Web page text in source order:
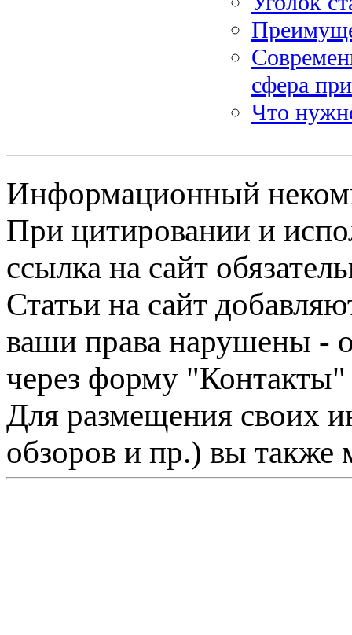
сфера
Что
Информационный
При цитировании и
ссылка на сайт
Статьи на сайт
ваши права нарушены -
через форму "Контакты"
Для размещения своих
обзоров и пр.) вы также